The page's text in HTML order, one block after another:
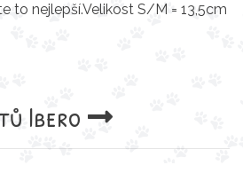
to nejlepší.Velikost S/M = 13,5cm
Ibero